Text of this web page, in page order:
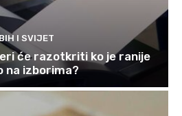
I SVIJET
će razotkriti ko je ranije
na izborima?